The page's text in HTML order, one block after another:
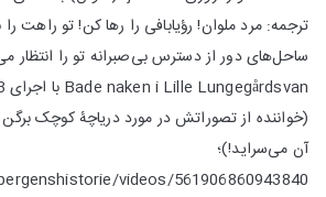
ترجمه: مرد ملوان! رؤیابافی را رها کن! تو راهت را
(خواننده از تصوراتش در مورد دریاچۀ کوچک
آن می‌سراید!)؛
videos/561906860943840